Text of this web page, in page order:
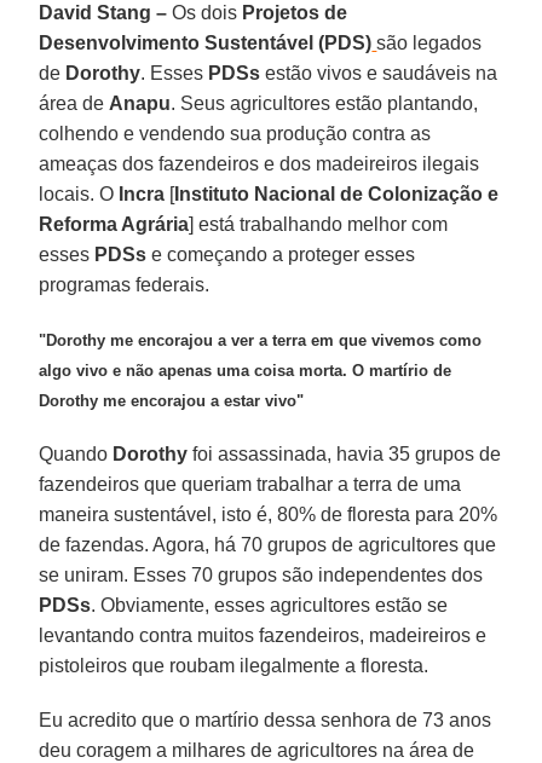
David Stang – Os dois Projetos de
Desenvolvimento Sustentável (PDS) são legados
de Dorothy. Esses PDSs estão vivos e saudáveis na
área de Anapu. Seus agricultores estão plantando,
colhendo e vendendo sua produção contra as
ameaças dos fazendeiros e dos madeireiros ilegais
locais. O Incra [Instituto Nacional de Colonização e
Reforma Agrária] está trabalhando melhor com
esses PDSs e começando a proteger esses
programas federais.
"Dorothy me encorajou a ver a terra em que vivemos como
algo vivo e não apenas uma coisa morta. O martírio de
Dorothy me encorajou a estar vivo"
Quando Dorothy foi assassinada, havia 35 grupos de
fazendeiros que queriam trabalhar a terra de uma
maneira sustentável, isto é, 80% de floresta para 20%
de fazendas. Agora, há 70 grupos de agricultores que
se uniram. Esses 70 grupos são independentes dos
PDSs. Obviamente, esses agricultores estão se
levantando contra muitos fazendeiros, madeireiros e
pistoleiros que roubam ilegalmente a floresta.
Eu acredito que o martírio dessa senhora de 73 anos
deu coragem a milhares de agricultores na área de